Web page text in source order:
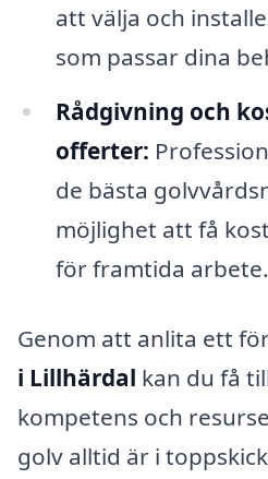
att välja och
som passar dina
Rådgivning och
offerter:
de bästa
möjlighet att få
för framtida arbete.
Genom att anlita ett
i Lillhärdal kan du få
kompetens och
golv alltid är i